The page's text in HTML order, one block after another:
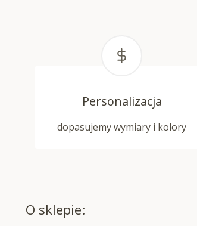
Personalizacja
dopasujemy wymiary i kolory
O sklepie: